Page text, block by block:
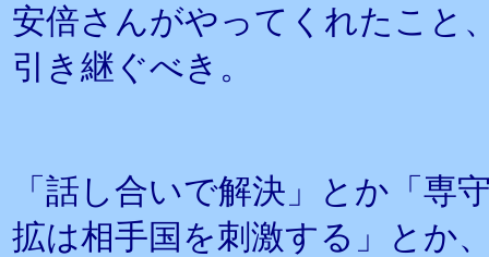
安倍さんがやってくれたこと
引き継ぐべき。
「話し合いで解決」とか「専
拡は相手国を刺激する」とか